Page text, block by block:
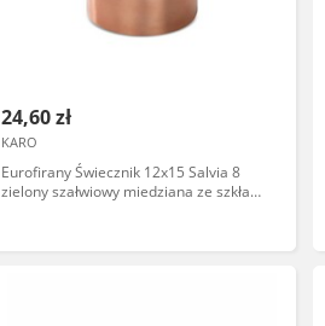
24,60 zł
KARO
Eurofirany Świecznik 12x15 Salvia 8
zielony szałwiowy miedziana ze szkła